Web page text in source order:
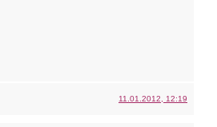
11.01.2012, 12:19